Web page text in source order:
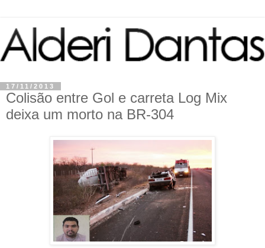
17/11/2013
Colisão entre Gol e carreta Log Mix
deixa um morto na BR-304